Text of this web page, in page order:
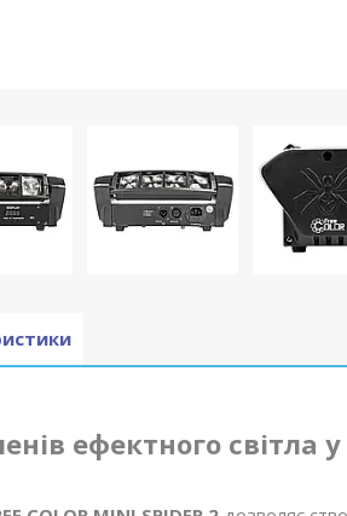
ефектного світла